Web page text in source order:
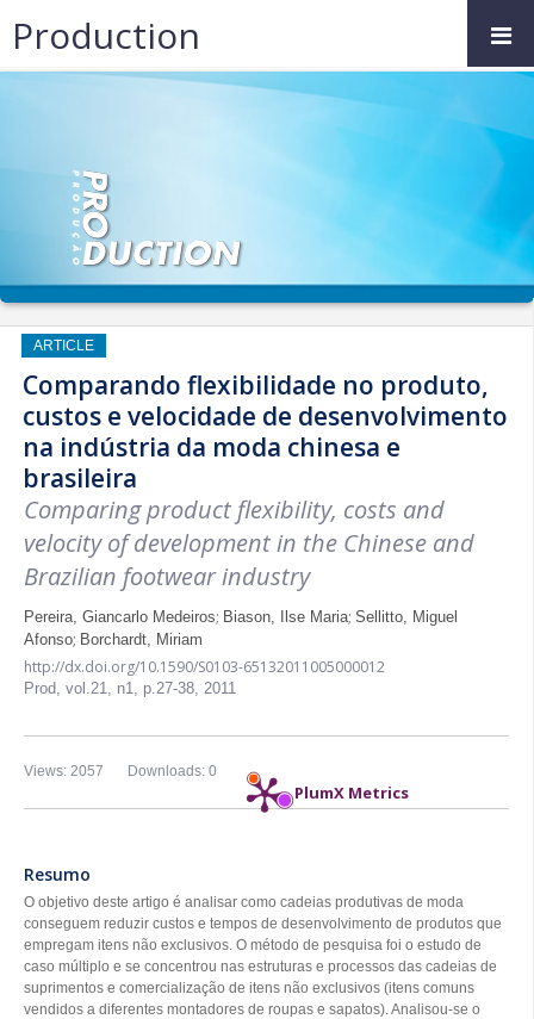
ARTICLE
Comparando flexibilidade no produto,
custos e velocidade de desenvolvimento
na indústria da moda chinesa e
brasileira
Comparing product flexibility, costs and
velocity of development in the Chinese and
Brazilian footwear industry
Pereira, Giancarlo Medeiros; Biason, Ilse Maria; Sellitto, Miguel
Afonso; Borchardt, Miriam
http://dx.doi.org/10.1590/S0103-65132011005000012
Prod, vol.21, n1, p.27-38, 2011
PlumX Metrics
Downloads: 0
Views: 2057
Resumo
O objetivo deste artigo é analisar como cadeias produtivas de moda
conseguem reduzir custos e tempos de desenvolvimento de produtos que
empregam itens não exclusivos. O método de pesquisa foi o estudo de
caso múltiplo e se concentrou nas estruturas e processos das cadeias de
suprimentos e comercialização de itens não exclusivos (itens comuns
vendidos a diferentes montadores de roupas e sapatos). Analisou-se o
Production